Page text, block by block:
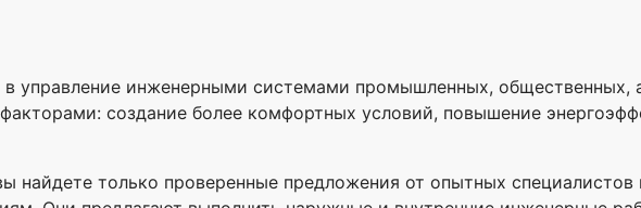
управление инженерными системами промышленных, общественных,
создание более комфортных условий, повышение
найдете только проверенные предложения от опытных специалистов